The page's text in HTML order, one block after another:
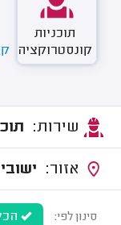
תוכניות
קונסטרוקציה
סינון לפי: